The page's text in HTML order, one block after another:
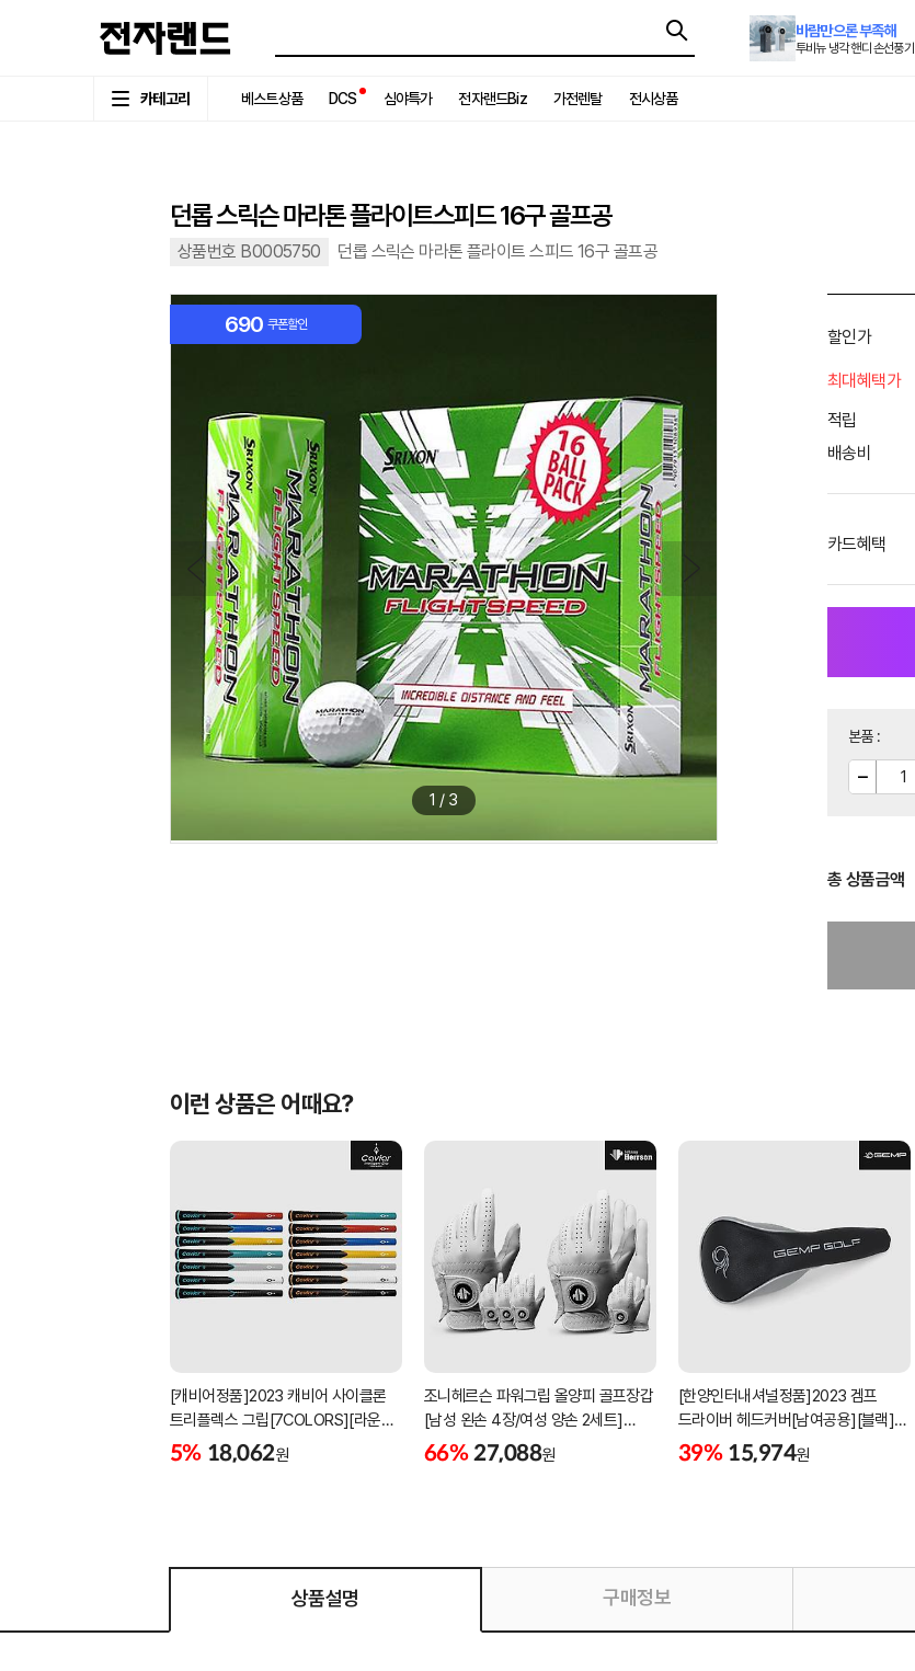
바람만으론 부족해
투비뉴 냉각 핸디 손선풍기
카테고리 베스트상품 DCS 심야특가 전자랜드Biz 가전렌탈 전시상품
던롭 스릭슨 마라톤 플라이트스피드 16구 골프공
상품번호 B0005750 던롭 스릭슨 마라톤 플라이트 스피드 16구 골프공
690 쿠폰할인
1 / 3
할인가
최대혜택가
적립
배송비
카드혜택
본품:
총 상품금액
이런 상품은 어때요?
[캐비어정품]2023 캐비어 사이클론
트리플렉스 그립[7COLORS][라운드]
[39g/42g/46g/50g][R/S 토크]
5% 18,062원
조니헤르슨 파워그립 올양피 골프장갑
[남성 왼손 4장/여성 양손 2세트]
[화이트][케이스포함]
66% 27,088원
[한양인터내셔널정품]2023 겜프
드라이버 헤드커버[남여공용][블랙]
[HD-302]
39% 15,974원
상품설명 구매정보